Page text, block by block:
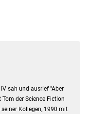
sah und ausrief "Aber
der Science Fiction
seiner Kollegen, 1990 mit